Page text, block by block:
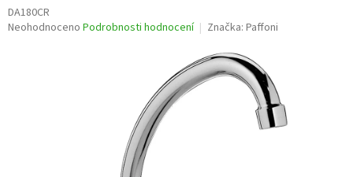
DA180CR
Průměrné
Neohodnoceno Podrobnosti hodnocení Značka: Paffoni